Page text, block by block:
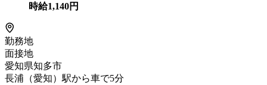
時給1,140円
勤務地
面接地
愛知県知多市
長浦（愛知）駅から車で5分